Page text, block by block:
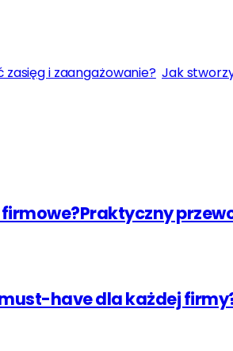
i zaangażowanie? Jak
have dla każdej